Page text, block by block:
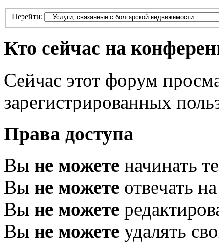
Перейти:
Кто сейчас на
Сейчас этот форум
зарегистрированных
Права доступа
Вы не можете начинать
Вы не можете отвечать
Вы не можете
Вы не можете удалять